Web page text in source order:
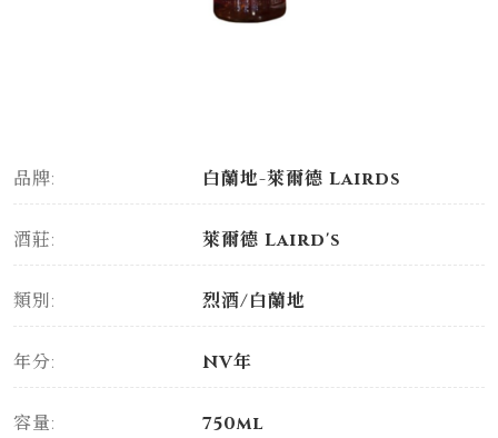
品牌: 白蘭地-萊爾德 Lairds
酒莊: 萊爾德 Laird's
類別: 烈酒/白蘭地
年分: NV年
容量: 750ml